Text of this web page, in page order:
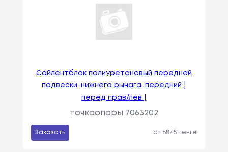
Сайлентблок полиуретановый передней
подвески, нижнего рычага, передний |
перед прав/лев |
точкаопоры 7063202
Заказать от 6845 тенге